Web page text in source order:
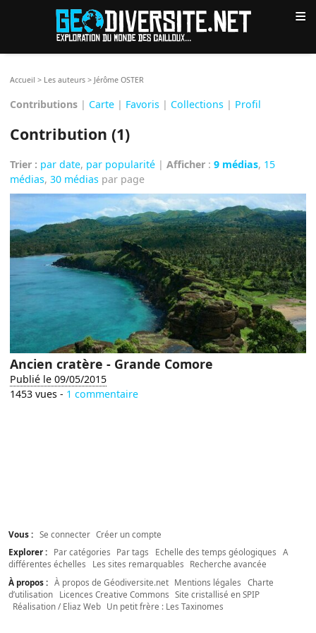
≡
Accueil > Les auteurs > Jérôme OSTER
Contributions | Carte | Favoris | Collections | Profil
Contribution (1)
Trier : par date, par popularité |Afficher :9 médias, 15
médias,30 médias par page
Ancien cratère - Grande Comore
Publié le 09/05/2015
1453 vues - 1 commentaire
Vous : Se connecter Créer un compte
Explorer :
Par catégories Par tags Echelle des temps géologiques
A
différentes échelles
Les sites remarquables
Recherche avancée
À propos : À propos de Géodiversite.net Mentions légales
Charte
d’utilisation
Licences Creative Commons Site cristallisé en SPIP
Réalisation / Eliaz Web Un petit frère : Les Taxinomes